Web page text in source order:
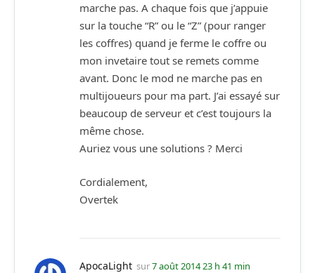
marche pas. A chaque fois que j’appuie
sur la touche “R” ou le “Z” (pour ranger
les coffres) quand je ferme le coffre ou
mon invetaire tout se remets comme
avant. Donc le mod ne marche pas en
multijoueurs pour ma part. J’ai essayé sur
beaucoup de serveur et c’est toujours la
même chose.
Auriez vous une solutions ? Merci
Cordialement,
Overtek
ApocaLight sur7 août 2014 23 h 41 min